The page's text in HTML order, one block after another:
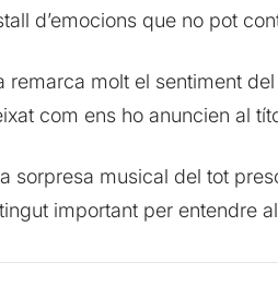
d’emocions que no pot
remarca molt el sentiment
com ens ho anuncien al
sorpresa musical del tot
important per entendre